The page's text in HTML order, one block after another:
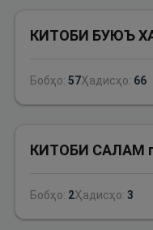
КИТОБИ БУЮЪ
Бобҳо: 57Ҳадисҳо: 66
КИТОБИ САЛАМ
Бобҳо: 2Ҳадисҳо: 3